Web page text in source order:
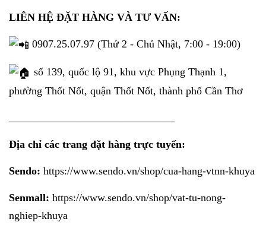
LIÊN HỆ ĐẶT HÀNG VÀ TƯ VẤN:
0907.25.07.97 (Thứ 2 - Chủ Nhật, 7:00 - 19:00)
số 139, quốc lộ 91, khu vực Phụng Thạnh 1,
phường Thốt Nốt, quận Thốt Nốt, thành phố Cần Thơ
Địa chỉ các trang đặt hàng trực tuyến:
Sendo: https://www.sendo.vn/shop/cua-hang-vtnn-khuya
Senmall: https://www.sendo.vn/shop/vat-tu-nong-
nghiep-khuya